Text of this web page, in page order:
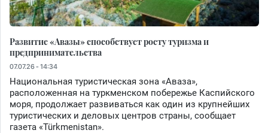
Развитие «Авазы» способствует росту туризма и
предпринимательства
07.07.26 - 14:34
Национальная туристическая зона «Аваза»,
расположенная на туркменском побережье Каспийского
моря, продолжает развиваться как один из крупнейших
туристических и деловых центров страны, сообщает
газета «Türkmenistan».